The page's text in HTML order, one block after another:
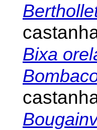
Bixa